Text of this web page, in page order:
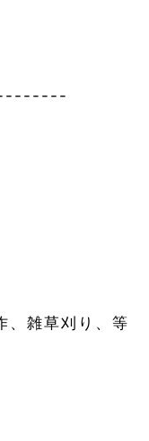
、雑草刈り、等